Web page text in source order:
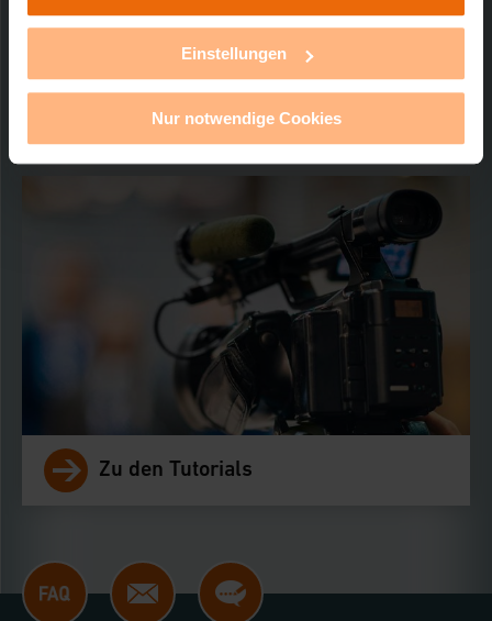
sie im Rahmen Ihrer Nutzung der Dienste gesammelt
haben. Mit einem Klick auf „Alle Cookies erlauben“
vorgenannten Zwecke zu. Eine detaillierte Auflistung der
einzelnen Cookies nach Zweck und Anbieter ist durch
Klick auf den Button „Ablehnen oder Einstellungen“
abrufbar. Sie können die Verwendung nicht notwendiger
Cookies ablehnen oder ihr ganz oder teilweise
zustimmen. Ihre erteilte Zustimmung können Sie
jederzeit unter dem Link „Cookie Einstellungen“
anpassen oder widerrufen. Ihre Browser-Einstellungen
können dazu führen, dass die Einstellungen nicht
längerfristig gespeichert werden und dieses Banner
erneut angezeigt wird.
Datenschutzerklärung
Einstellungen
Nur notwendige Cookies
Sie benötigen technischen Support bei einem
unserer Produkte?
mehr Infos
Zu den Tutorials